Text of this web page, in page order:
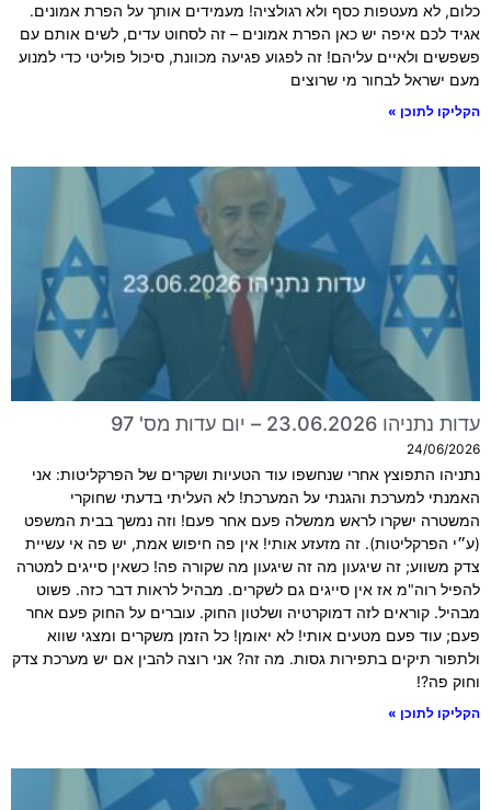
כלום, לא מעטפות כסף ולא רגולציה! מעמידים אותך על הפרת אמונים.
אגיד לכם איפה יש כאן הפרת אמונים – זה לסחוט עדים, לשים אותם עם
פשפשים ולאיים עליהם! זה לפגוע פגיעה מכוונת, סיכול פוליטי כדי למנוע
מעם ישראל לבחור מי שרוצים
הקליקו לתוכן »
עדות נתניהו 23.06.2026 – יום עדות מס' 97
24/06/2026
נתניהו התפוצץ אחרי שנחשפו עוד הטעיות ושקרים של הפרקליטות: אני
האמנתי למערכת והגנתי על המערכת! לא העליתי בדעתי שחוקרי
המשטרה ישקרו לראש ממשלה פעם אחר פעם! וזה נמשך בבית המשפט
(ע״י הפרקליטות). זה מזעזע אותי! אין פה חיפוש אמת, יש פה אי עשיית
צדק משווע; זה שיגעון מה זה שיגעון מה שקורה פה! כשאין סייגים למטרה
להפיל רוה"מ אז אין סייגים גם לשקרים. מבהיל לראות דבר כזה. פשוט
מבהיל. קוראים לזה דמוקרטיה ושלטון החוק. עוברים על החוק פעם אחר
פעם; עוד פעם מטעים אותי! לא יאומן! כל הזמן משקרים ומצגי שווא
ולתפור תיקים בתפירות גסות. מה זה? אני רוצה להבין אם יש מערכת צדק
וחוק פה?!
הקליקו לתוכן »